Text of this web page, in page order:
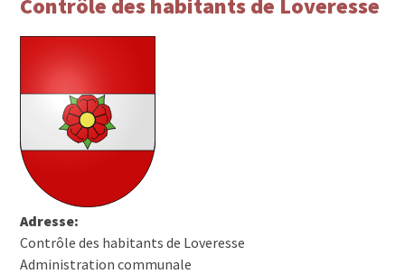
Contrôle des habitants de Loveresse
Adresse:
Contrôle des habitants de Loveresse
Administration communale